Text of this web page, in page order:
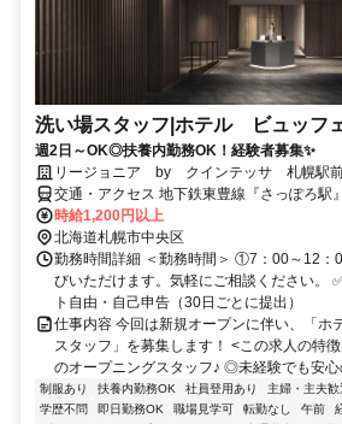
洗い場スタッフ|ホテル ビュッフ
週2日～OK◎扶養内勤務OK！経験者募集✨
リージョニア by クインテッサ 札幌駅
交通・アクセス 地下鉄東豊線『さっぽろ駅
南北線「さっぽろ駅」3番出口 / JR『札幌駅
時給1,200円以上
北海道札幌市中央区
勤務時間詳細 ＜勤務時間＞ ①7：00～12：
びいただけます。気軽にご相談ください。
ト自由・自己申告（30日ごとに提出）
仕事内容 今回は新規オープンに伴い、「ホ
スタッフ」を募集します！ <この求人の特
のオープニングスタッフ♪ ◎未経験でも安
制服あり 扶養内勤務OK 社員登用あり 主婦・主夫歓
学歴不問
即日勤務OK 職場見学可 転勤なし 午前